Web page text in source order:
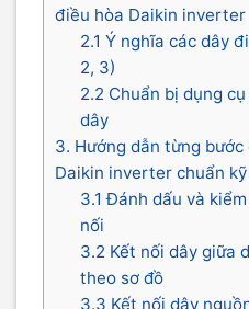
điều hòa Daikin inverter
2.1 Ý nghĩa các dây
2, 3)
2.2 Chuẩn bị dụng
dây
3. Hướng dẫn từng
Daikin inverter chuẩn
3.1 Đánh dấu và
nối
3.2 Kết nối dây giữa
theo sơ đồ
3.3 Kết nối dây